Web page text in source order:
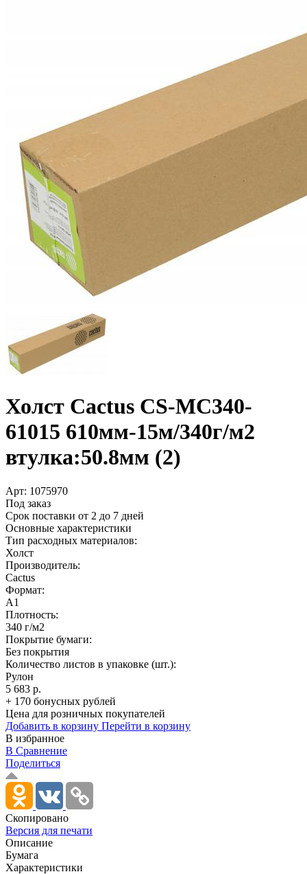
Холст Cactus CS-MC340-
61015 610мм-15м/­340г/­м2
втулка:50.8мм (2)
Арт: 1075970
Под заказ
Срок поставки от 2 до 7 дней
Основные характеристики
Тип расходных материалов:
Холст
Производитель:
Cactus
Формат:
A1
Плотность:
340 г/м2
Покрытие бумаги:
Без покрытия
Количество листов в упаковке (шт.):
Рулон
5 683 р.
+ 170 бонусных рублей
Цена для розничных покупателей
Добавить в корзину Перейти в корзину
В избранное
В Сравнение
Поделиться
Скопировано
Версия для печати
Описание
Бумага
Характеристики